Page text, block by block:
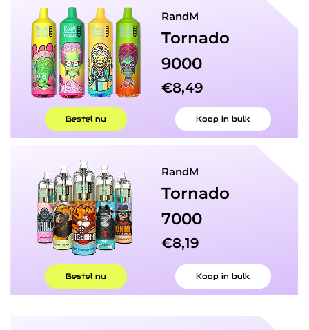
RandM
Tornado​
9000
€8,49
Bestel nu Koop in bulk
RandM
Tornado​
7000
€8,19
Bestel nu Koop in bulk